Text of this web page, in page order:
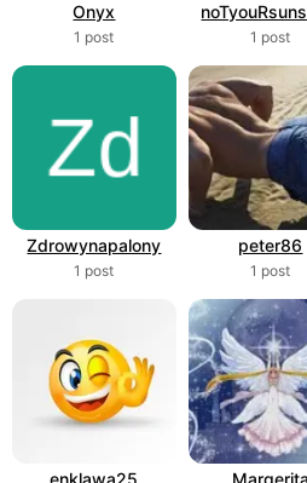
Onyx
1 post 1 post
Zdrowynapalony
1 post
peter86
1 post